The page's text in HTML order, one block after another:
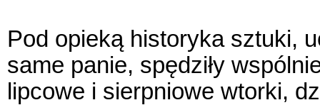
Pod opieką historyka sztuki,
same panie, spędziły
lipcowe i sierpniowe wtorki,